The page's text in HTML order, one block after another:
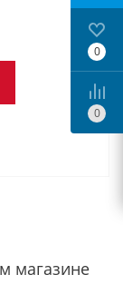
магазине
0
0